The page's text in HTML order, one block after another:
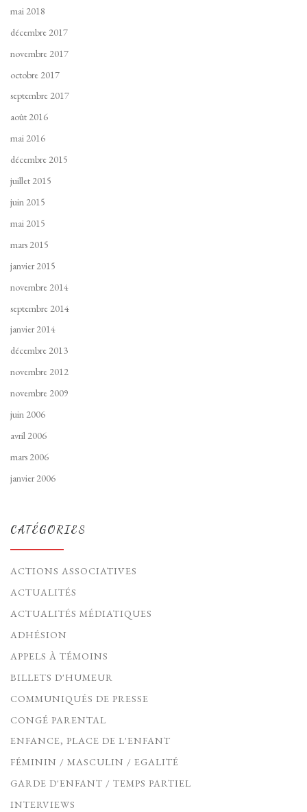
mai 2018
décembre 2017
novembre 2017
octobre 2017
septembre 2017
août 2016
mai 2016
décembre 2015
juillet 2015
juin 2015
mai 2015
mars 2015
janvier 2015
novembre 2014
septembre 2014
janvier 2014
décembre 2013
novembre 2012
novembre 2009
juin 2006
avril 2006
mars 2006
janvier 2006
CATÉGORIES
ACTIONS ASSOCIATIVES
ACTUALITÉS
ACTUALITÉS MÉDIATIQUES
ADHÉSION
APPELS À TÉMOINS
BILLETS D'HUMEUR
COMMUNIQUÉS DE PRESSE
CONGÉ PARENTAL
ENFANCE, PLACE DE L'ENFANT
FÉMININ / MASCULIN / EGALITÉ
GARDE D'ENFANT / TEMPS PARTIEL
INTERVIEWS